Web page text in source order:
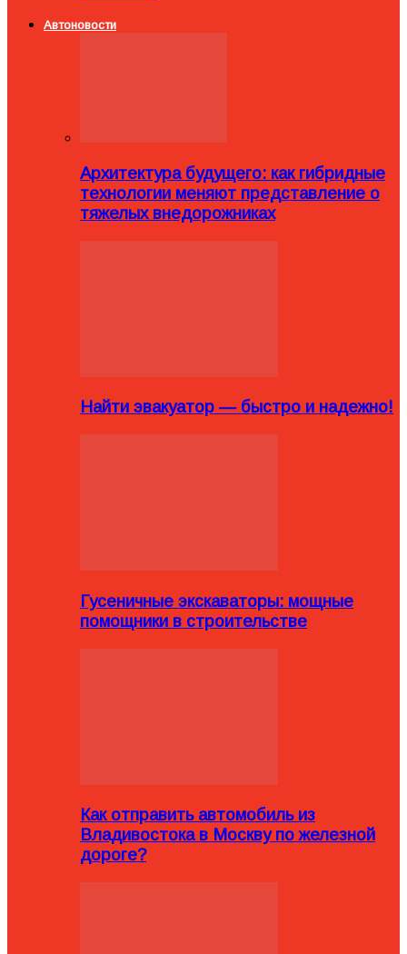
Автоновости
Архитектура будущего: как гибридные
технологии меняют представление о
тяжелых внедорожниках
Найти эвакуатор — быстро и надежно!
Гусеничные экскаваторы: мощные
помощники в строительстве
Как отправить автомобиль из
Владивостока в Москву по железной
дороге?